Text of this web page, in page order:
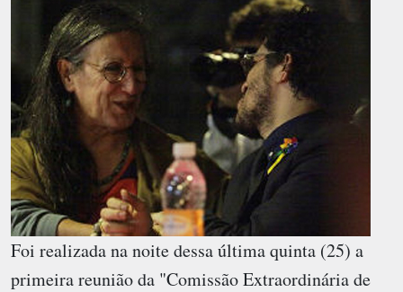
Foi realizada na noite dessa última quinta (25) a
primeira reunião da "Comissão Extraordinária de